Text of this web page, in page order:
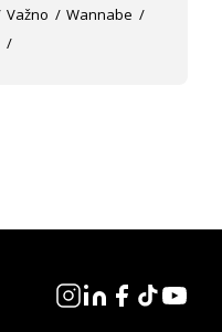
Važno
Wannabe